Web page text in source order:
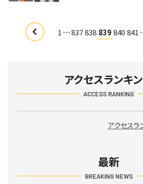
1 …837 838 839 840 841
アクセスランキ
ACCESS RANKING
アクセス
最新
BREAKING NEWS